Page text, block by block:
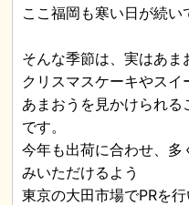
ここ福岡も寒い日が続い
そんな季節は、実はあま
クリスマスケーキやスイ
あまおうを見かけられ
です。
今年も出荷に合わせ、多
みいただけるよう
東京の大田市場でPRを行